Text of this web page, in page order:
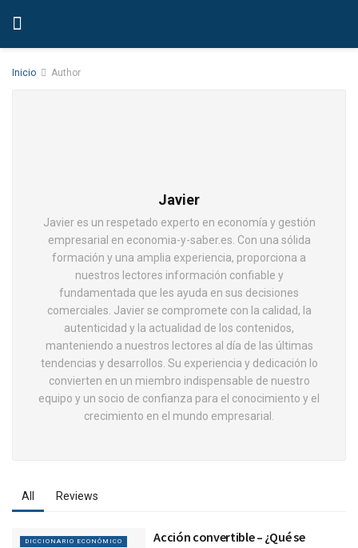
Inicio Author
Javier
Javier es un respetado experto en economía y gestión
empresarial en economia-y-saber.es. Con una sólida
formación y una amplia experiencia, proporciona a
nuestros lectores información confiable y
fundamentada que les ayuda en sus decisiones
comerciales. Javier se compromete con la calidad, la
autenticidad y la actualidad de los contenidos,
manteniendo a nuestros lectores al día de las últimas
tendencias y desarrollos. Su experiencia y dedicación lo
convierten en un miembro indispensable de nuestro
equipo y un socio de confianza para el conocimiento y el
crecimiento en el mundo empresarial.
All Reviews
DICCIONARIO ECONÓMICO
Acción convertible – ¿Qué se